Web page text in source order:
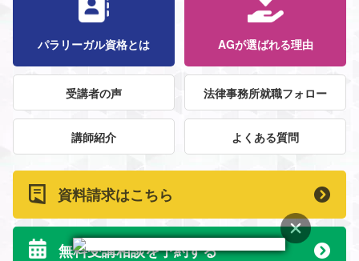
パラリーガル資格とは AGが選ばれる理由
受講者の声 法律事務所就職フォロー
講師紹介 よくある質問
資料請求はこちら
無料受講相談を予約する